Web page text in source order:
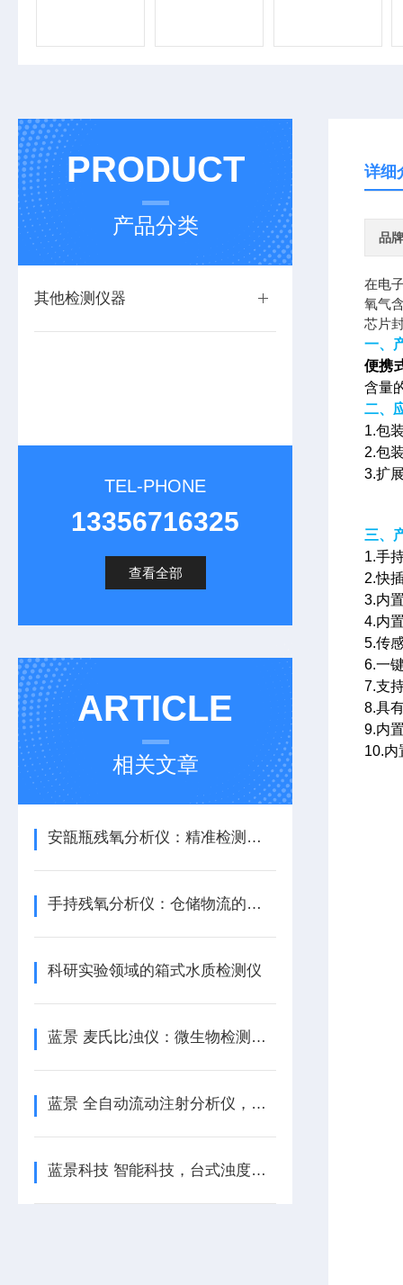
PRODUCT
产品分类
其他检测仪器
TEL-PHONE
13356716325
查看全部
ARTICLE
相关文章
安瓿瓶残氧分析仪：精准检测，开启高效生产新篇
手持残氧分析仪：仓储物流的保鲜灯塔
科研实验领域的箱式水质检测仪
蓝景 麦氏比浊仪：微生物检测的全能冠-军
蓝景 全自动流动注射分析仪，解锁分析检测新可能
蓝景科技 智能科技，台式浊度计引-领检测新潮流
详细
品牌
在电
氧气
芯片
一、
便携
含量
二、
1.包
2.包
3.扩
三、
1.手
2.快
3.内
4.内
5.传
6.一
7.支
8.具
9.内
10.内